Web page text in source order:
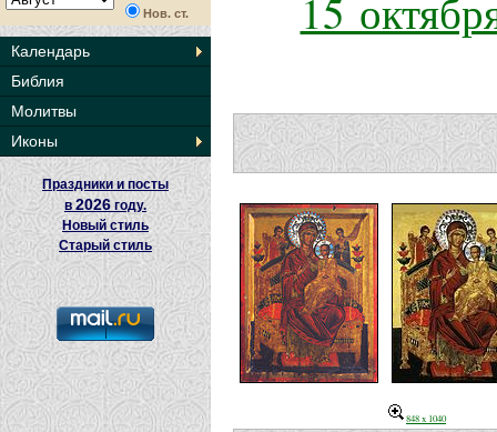
Нов. ст.
Календарь
Библия
Молитвы
Иконы
Праздники и посты
в2026 году.
Новый стиль
Старый стиль
15
848 x 1040